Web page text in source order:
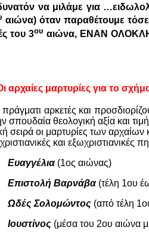
να μιλάμε για
αιώνα) όταν παραθέτουμε
του 3ου αιώνα, ΕΝΑΝ
αρχαίες μαρτυρίες για το
πράγματι αρκετές και
σπουδαία θεολογική αξία και
σειρά οι μαρτυρίες των
και
Ευαγγέλια(1ος αιώνας)
Επιστολή Βαρνάβα(τέλη 1ου
Ωδές Σολομώντος(από τέλη
Ιουστίνος(μέσα του 2ου αιώνα